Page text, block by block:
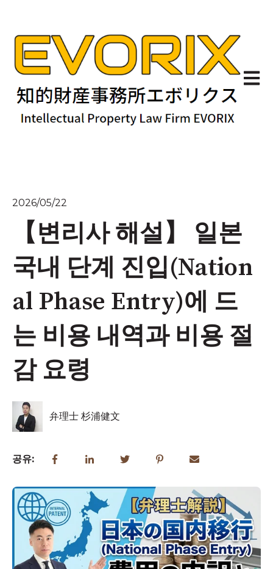
기본
2026/05/22
【변리사 해설】 일본
국내 단계 진입(Nation
al Phase Entry)에 드
는 비용 내역과 비용 절
감 요령
弁理士 杉浦健文
공유: